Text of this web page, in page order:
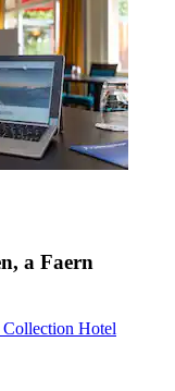
a Faern
Hotel